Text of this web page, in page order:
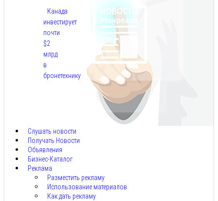
Канада
инвестирует
почти
$2
млрд
в
бронетехнику
Слушать новости
Получать Новости
Объявления
Бизнес-Каталог
Реклама
Разместить рекламу
Использование материалов
Как дать рекламу